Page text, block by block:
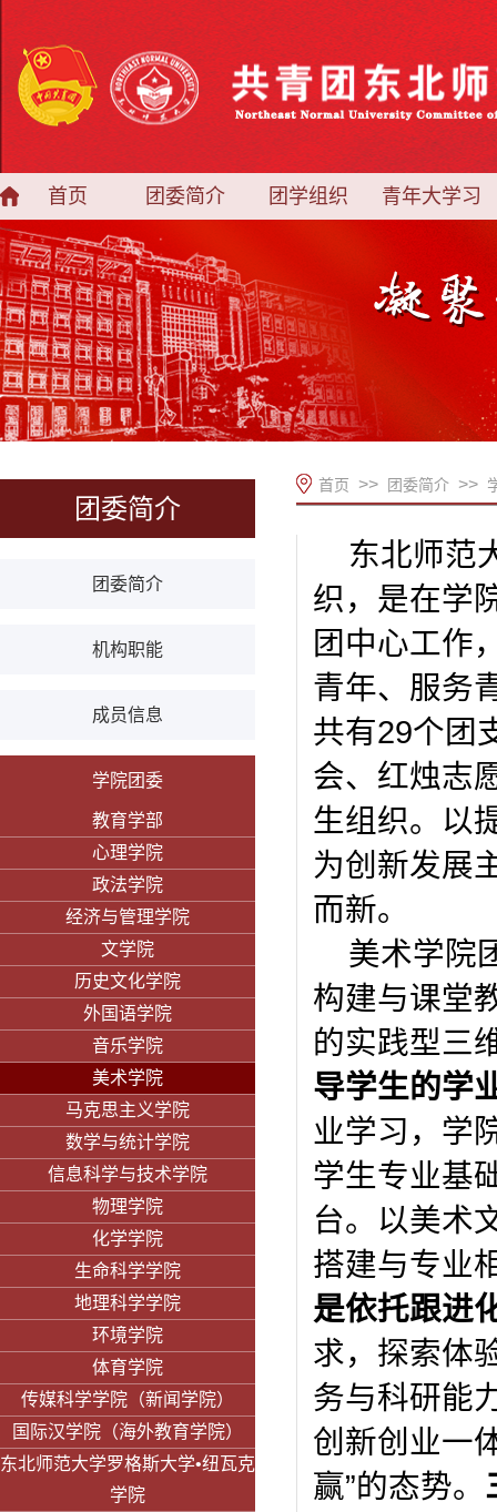
首页 团委简介 团学组织 青年大学习
团委简介
团委简介
机构职能
成员信息
学院团委
教育学部
心理学院
政法学院
经济与管理学院
文学院
历史文化学院
外国语学院
音乐学院
美术学院
马克思主义学院
数学与统计学院
信息科学与技术学院
物理学院
化学学院
生命科学学院
地理科学学院
环境学院
体育学院
传媒科学学院（新闻学院）
国际汉学院（海外教育学院）
东北师范大学罗格斯大学•纽瓦克
学院
首页 >> 团委简介 >>
东北师范
织，是在学
团中心工作
青年、服务
共有29个团
会、红烛志
生组织。以
为创新发展
而新。
美术学院
构建与课堂
的实践型三
导学生的学
业学习，学
学生专业基
台。以美术
搭建与专业
是依托跟进
求，探索体
务与科研能
创新创业一
赢”的态势。